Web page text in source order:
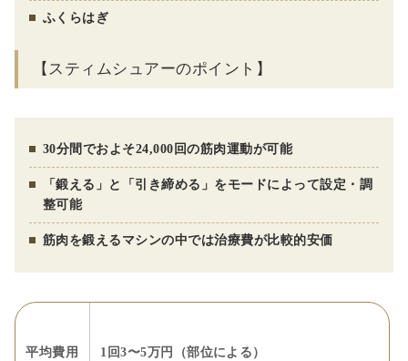
ふくらはぎ
【スティムシュアーのポイント】
30分間でおよそ24,000回の筋肉運動が可能
「鍛える」と「引き締める」をモードによって設定・調
整可能
筋肉を鍛えるマシンの中では治療費が比較的安価
平均費用 1回3〜5万円（部位による）